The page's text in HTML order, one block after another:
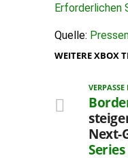
Erforderlichen
Quelle:
WEITERE XBOX
Next-